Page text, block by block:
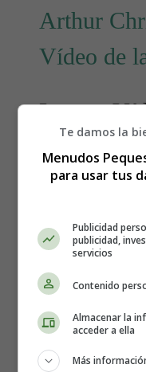
Arthur
Vídeo de
Letra y
Santa
town, de
You better watch
Santa Claus is
He's making a list,
Santa Claus is
Te damos la
Menudos
para usar tus
Publicidad
publicidad,
servicios
Contenido
Almacenar la
acceder a ella
Más